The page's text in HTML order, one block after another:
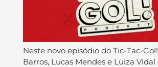
Neste novo episódio do Tic-Tac-
Barros, Lucas Mendes e Luiza